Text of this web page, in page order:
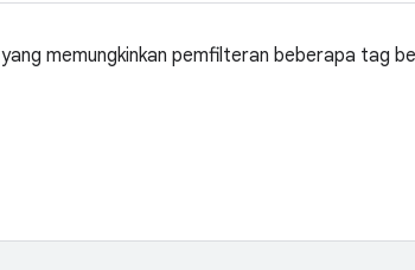
yang memungkinkan pemfilteran beberapa tag